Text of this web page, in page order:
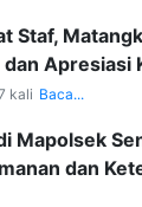
Staf,
Apresiasi
kali Baca...
Mapolsek
dan